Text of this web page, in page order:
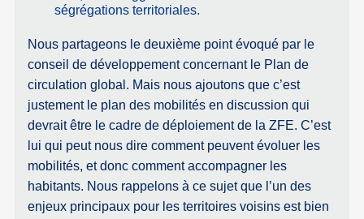
ségrégations territoriales.
Nous partageons le deuxième point évoqué par le
conseil de développement concernant le Plan de
circulation global. Mais nous ajoutons que c’est
justement le plan des mobilités en discussion qui
devrait être le cadre de déploiement de la ZFE. C’est
lui qui peut nous dire comment peuvent évoluer les
mobilités, et donc comment accompagner les
habitants. Nous rappelons à ce sujet que l’un des
enjeux principaux pour les territoires voisins est bien